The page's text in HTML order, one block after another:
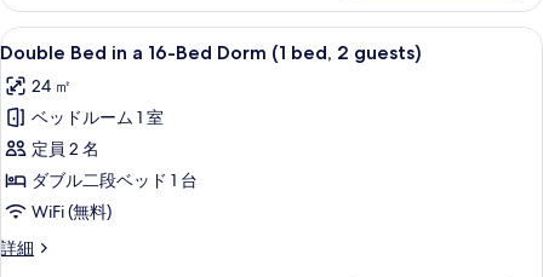
の
写
真
を
表
示
す
る
4-
Bed
Ensuite
詳
細
Double
Bed
in
a
16-
Bed
Dorm
(1
bed,
防音設備、WiFi (無料)、客室ごとに
9
Double Bed in a 16-Bed Dorm (1 bed, 2 guests)
24 ㎡
ベッドルーム 1 室
定員 2 名
ダブル二段ベッド 1 台
WiFi (無料)
詳細
Double